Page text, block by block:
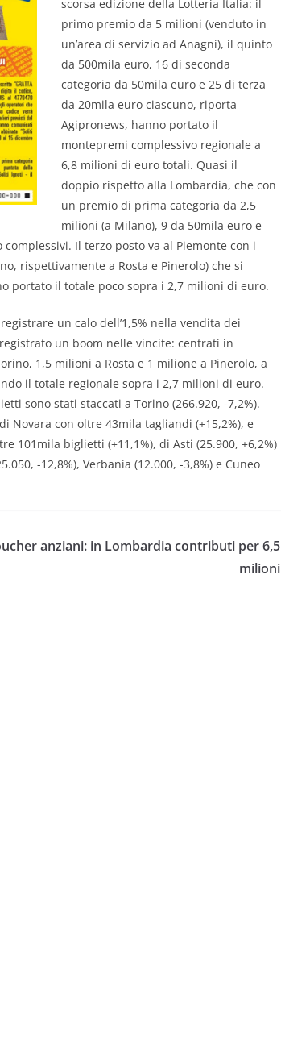
scorsa edizione della Lotteria Italia: il
primo premio da 5 milioni (venduto in
un’area di servizio ad Anagni), il quinto
da 500mila euro, 16 di seconda
categoria da 50mila euro e 25 di terza
da 20mila euro ciascuno, riporta
Agipronews, hanno portato il
montepremi complessivo regionale a
6,8 milioni di euro totali. Quasi il
doppio rispetto alla Lombardia, che con
un premio di prima categoria da 2,5
milioni (a Milano), 9 da 50mila euro e
Il terzo posto va al Piemonte con i
rispettivamente a Rosta e Pinerolo) che si
portato il totale poco sopra i 2,7 milioni di euro.
un calo dell’1,5% nella vendita dei
un boom nelle vincite: centrati in
1,5 milioni a Rosta e 1 milione a Pinerolo, a
il totale regionale sopra i 2,7 milioni di euro.
sono stati staccati a Torino (266.920, -7,2%).
con oltre 43mila tagliandi (+15,2%), e
101mila biglietti (+11,1%), di Asti (25.900, +6,2%)
-12,8%), Verbania (12.000, -3,8%) e Cuneo
anziani: in Lombardia contributi per 6,5
milioni